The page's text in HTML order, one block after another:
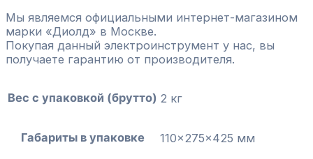
Мы являемся официальными интернет-магазином
марки «Диолд» в Москве.
Покупая данный электроинструмент у нас, вы
получаете гарантию от производителя.
Вес с упаковкой (брутто) 2 кг
Габариты в упаковке 110x275x425 мм